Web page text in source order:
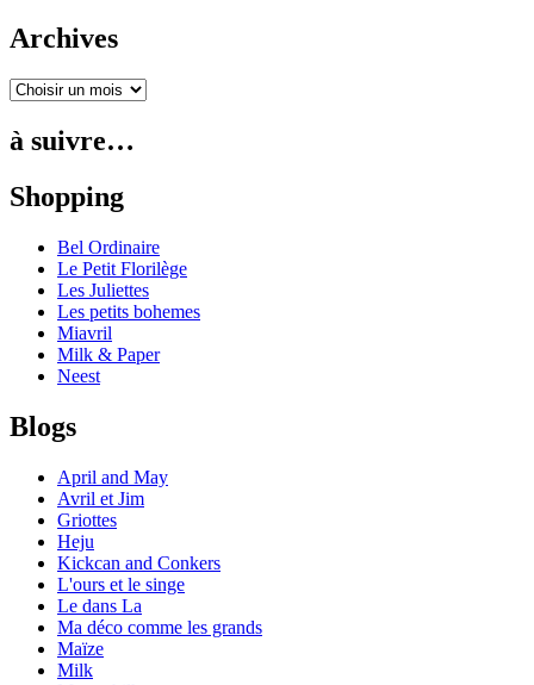
Archives
à suivre…
Shopping
Bel Ordinaire
Le Petit Florilège
Les Juliettes
Les petits bohemes
Miavril
Milk & Paper
Neest
Blogs
April and May
Avril et Jim
Griottes
Heju
Kickcan and Conkers
L'ours et le singe
Le dans La
Ma déco comme les grands
Maïze
Milk